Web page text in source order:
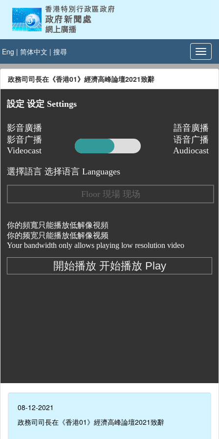
Eng | 简体中文 | 搜尋
政務司司長在《香港01》經濟高峰論壇2021致辭
08-12-2021
政務司司長在《香港01》經濟高峰論壇2021致辭